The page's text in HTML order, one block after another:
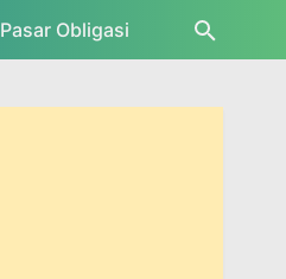
Pasar Obligasi